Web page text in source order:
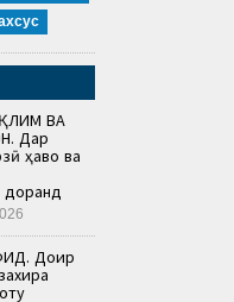
ВА
Дар
ҳаво ва
доранд
Доир